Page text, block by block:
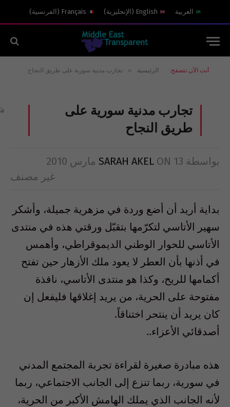
العربية English
( الإنجليزية)
Français
( الفرنسية)
أنت الآن تتصفح: الرئيسية » تجارب مدنية سورية على طريق النجاح
تجارب مدنية سورية على
طريق النجاح
بواسطة SARAH AKEL ON 13 مارس 2010
غير مصنف
بداية أريد أن أضع وردة في مزهرية جميلة، وأشكر
سهير الأتاسي لتكرّمها بتقبّل ورقتي هذه في منتدى
الأتاسي للحوار الوطني الديموقراطي، وأهمس
في أذنها بأن العطر لا يعود ملك الأزهار حين تفتح
أكمامها للريح، وكذا هو منتدى الأتاسي، نافذة
مفتوحة على الحرية، من يريد إغلاقها فليفعل إن
كان يريد أن ينتحر اختناقاً.
أصدقائي الأعزاء..
هذه مبادرة صغيرة لقراءة تجربة المجتمع المدني
في سورية، ربما تنزع إلى الجانب الاجتماعي، ربما
لأنه الجانب الذي يملك الهامش الأكبر من الحرية،